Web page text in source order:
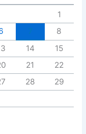
1
8
14
15
21
22
28
29